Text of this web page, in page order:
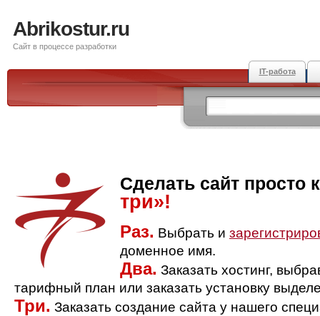
Abrikostur.ru
Сайт в процессе разработки
IT-работа
Сделать сайт просто
три»!
Раз. Выбрать и
доменное имя.
Два. Заказать хостинг,
тарифный план или заказать установку
Три. Заказать создание сайта у нашего